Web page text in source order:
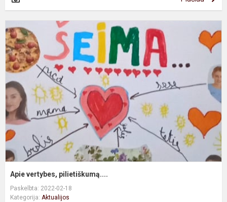
Apie vertybes, pilietiškumą....
Paskelbta: 2022-02-18
Kategorija: Aktualijos